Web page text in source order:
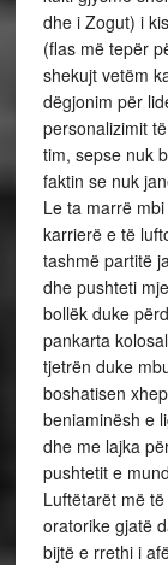
dhe i Zogut) i
(flas më tepër
shekujt vetëm
dëgjonim për
personalizimit
tim, sepse nuk
faktin se nuk
Le ta marrë
karrierë e të
tashmë partitë
dhe pushteti
bollëk duke
pankarta
tjetrën duke
boshatisen
beniaminësh e
dhe me lajka
pushtetit e
Luftëtarët më
oratorike gjatë
bijtë e rrethi i